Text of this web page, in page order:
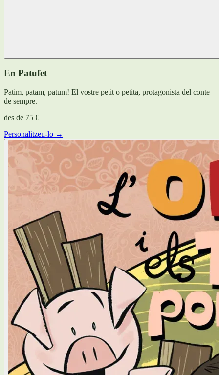
En Patufet
Patim, patam, patum! El vostre petit o petita, protagonista del conte
de sempre.
des de 75 €
Personalitzeu-lo →